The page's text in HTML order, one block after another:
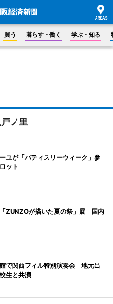
買う 暮らす・働く 学ぶ・知る
戸ノ里
ユが「パティスリーウィーク」参
ット
ZUNZOが描いた夏の祭」展 国内
で関西フィル特別演奏会 地元出
生と共演